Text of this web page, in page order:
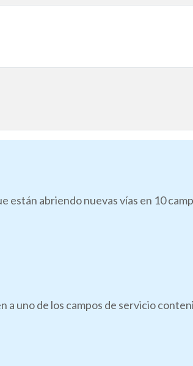
están abriendo nuevas vías en 10
a uno de los campos de servicio